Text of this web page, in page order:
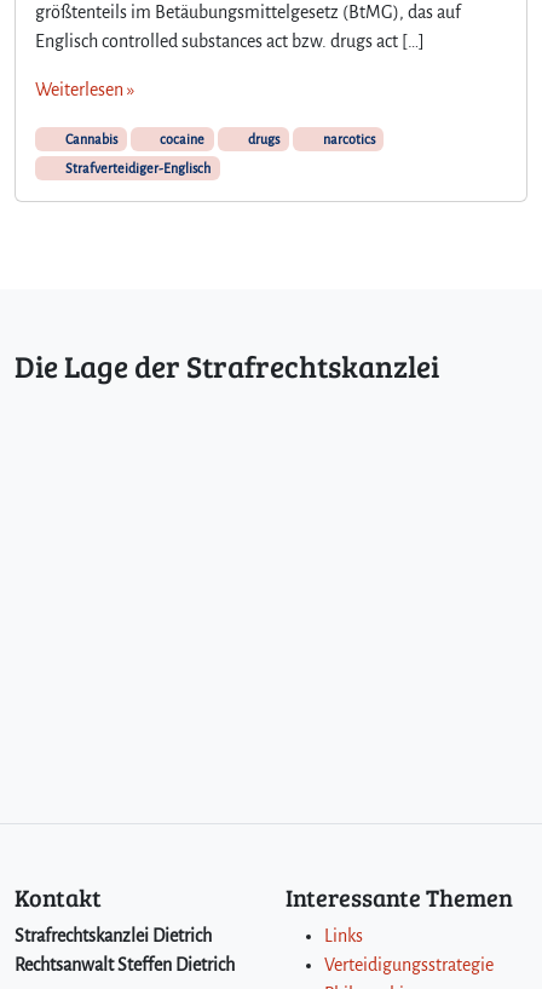
größtenteils im Betäubungsmittelgesetz (BtMG), das auf
Englisch controlled substances act bzw. drugs act […]
Weiterlesen »
Cannabis cocaine drugs
narcotics
Strafverteidiger-Englisch
Die Lage der Strafrechtskanzlei
Kontakt
Strafrechtskanzlei Dietrich
Rechtsanwalt Steffen Dietrich
Interessante Themen
Links
Verteidigungsstrategie